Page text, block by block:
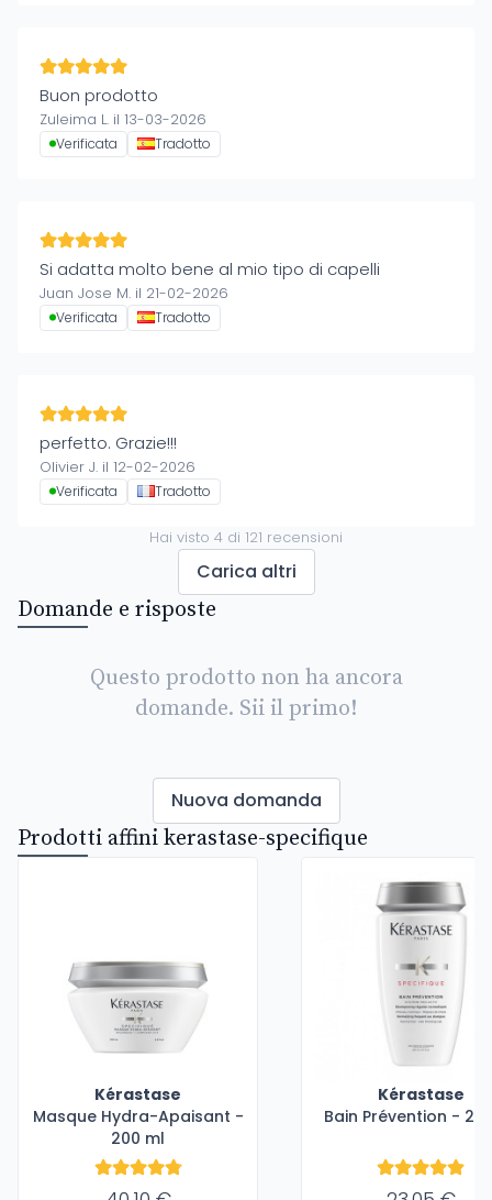
Buon prodotto
Zuleima L. il 13-03-2026
Verificata Tradotto
Si adatta molto bene al mio tipo di capelli
Juan Jose M. il 21-02-2026
Verificata Tradotto
perfetto. Grazie!!!
Olivier J. il 12-02-2026
Verificata Tradotto
Hai visto 4 di 121 recensioni
Carica altri
Domande e risposte
Questo prodotto non ha ancora
domande. Sii il primo!
Nuova domanda
Prodotti affini kerastase-specifique
Kérastase
Masque Hydra-Apaisant -
200 ml
Kérastase
Bain Prévention -